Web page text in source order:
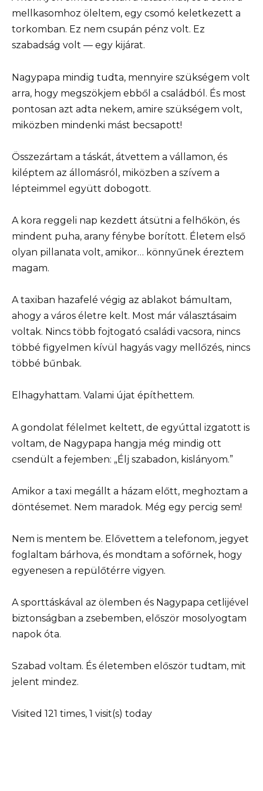
mellkasomhoz öleltem, egy csomó keletkezett a
torkomban. Ez nem csupán pénz volt. Ez
szabadság volt — egy kijárat.
Nagypapa mindig tudta, mennyire szükségem volt
arra, hogy megszökjem ebből a családból. És most
pontosan azt adta nekem, amire szükségem volt,
miközben mindenki mást becsapott!
Összezártam a táskát, átvettem a vállamon, és
kiléptem az állomásról, miközben a szívem a
lépteimmel együtt dobogott.
A kora reggeli nap kezdett átsütni a felhőkön, és
mindent puha, arany fénybe borított. Életem első
olyan pillanata volt, amikor… könnyűnek éreztem
magam.
A taxiban hazafelé végig az ablakot bámultam,
ahogy a város életre kelt. Most már választásaim
voltak. Nincs több fojtogató családi vacsora, nincs
többé figyelmen kívül hagyás vagy mellőzés, nincs
többé bűnbak.
Elhagyhattam. Valami újat építhettem.
A gondolat félelmet keltett, de egyúttal izgatott is
voltam, de Nagypapa hangja még mindig ott
csendült a fejemben: „Élj szabadon, kislányom.”
Amikor a taxi megállt a házam előtt, meghoztam a
döntésemet. Nem maradok. Még egy percig sem!
Nem is mentem be. Elővettem a telefonom, jegyet
foglaltam bárhova, és mondtam a sofőrnek, hogy
egyenesen a repülőtérre vigyen.
A sporttáskával az ölemben és Nagypapa cetlijével
biztonságban a zsebemben, először mosolyogtam
napok óta.
Szabad voltam. És életemben először tudtam, mit
jelent mindez.
Visited 121 times, 1 visit(s) today